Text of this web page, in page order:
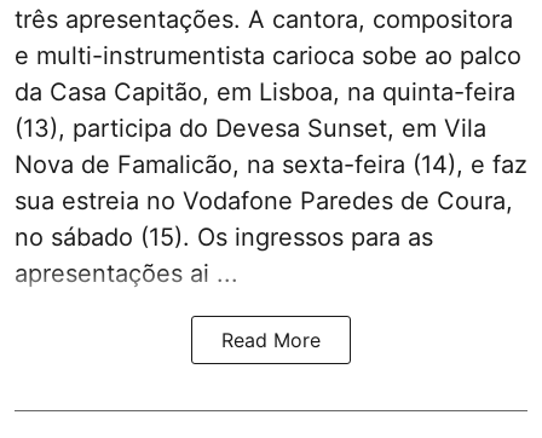
três apresentações. A cantora, compositora
e multi-instrumentista carioca sobe ao palco
da Casa Capitão, em Lisboa, na quinta-feira
(13), participa do Devesa Sunset, em Vila
Nova de Famalicão, na sexta-feira (14), e faz
sua estreia no Vodafone Paredes de Coura,
no sábado (15). Os ingressos para as
apresentações ai ...
Read More